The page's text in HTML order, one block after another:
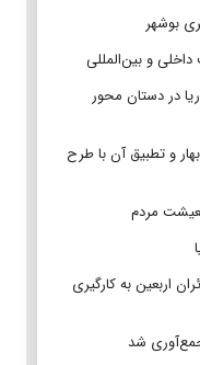
بوشهر
و بین‌المللی
در دستان محور
و تطبیق آن با طرح
مردم
اربعین به‌ کارگیری